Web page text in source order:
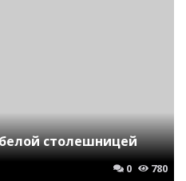
столешницей
0 780